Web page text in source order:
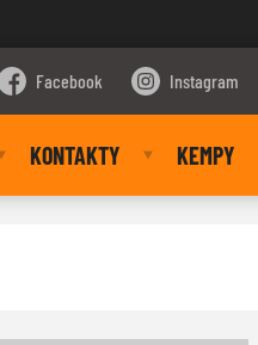
Facebook Instagram
KONTAKTY KEMPY